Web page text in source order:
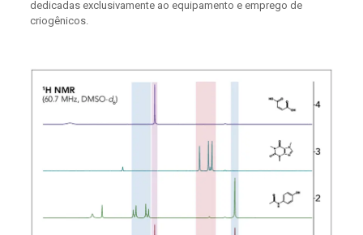
dedicadas exclusivamente ao equipamento e emprego de
criogênicos.